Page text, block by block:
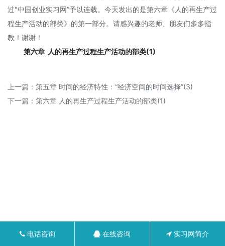
过"中国创业实习网”予以连载。今天发出的是第六章《人的再生产过
程生产活动的部类》的第一部分。请感兴趣的老师、朋友们多多指
教！谢谢！
第六章 人的再生产过程生产活动的部类(1)
上一篇： 第五章 时间的经济特性：“经济空间的时间选择”(3)
下一篇： 第六章 人的再生产过程生产活动的部类(1)
电话咨询 在线咨询 实习网简介